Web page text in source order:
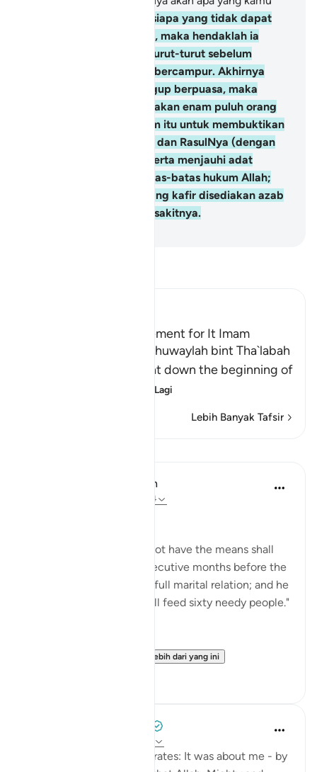
Az-Zihar and the Atonement for It Imam
Ahmad recorded that Khuwaylah bint Tha`labah
said, "By Allah! Allah sent down the beginning of
Baca Lagi
Lebih Banyak Tafsir
In the Shade of the Quran
ayat 58:4
"However, he who does not have the means shall
fast instead for two consecutive months before the
couple may resume their full marital relation; and he
who is unable to do it shall feed sixty needy people."
Lihat lebih dari yang ini
Khawlah bt. Tha‘labah narrates: It was about me - by
Kemudian, sesiapa yang tidak dapat
(memerdekakan hamba), maka hendaklah ia
berpuasa dua bulan berturut-turut sebelum
mereka (suami isteri) itu bercampur. Akhirnya
sesiapa yang tidak sanggup berpuasa, maka
hendaklah ia memberi makan enam puluh orang
miskin. Ditetapkan hukum itu untuk membuktikan
iman kamu kepada Allah dan RasulNya (dengan
mematuhi perintahNya serta menjauhi adat
Jahiliyah). Dan itulah batas-batas hukum Allah;
dan bagi orang-orang yang kafir disediakan azab
seksa yang tidak terperi sakitnya.